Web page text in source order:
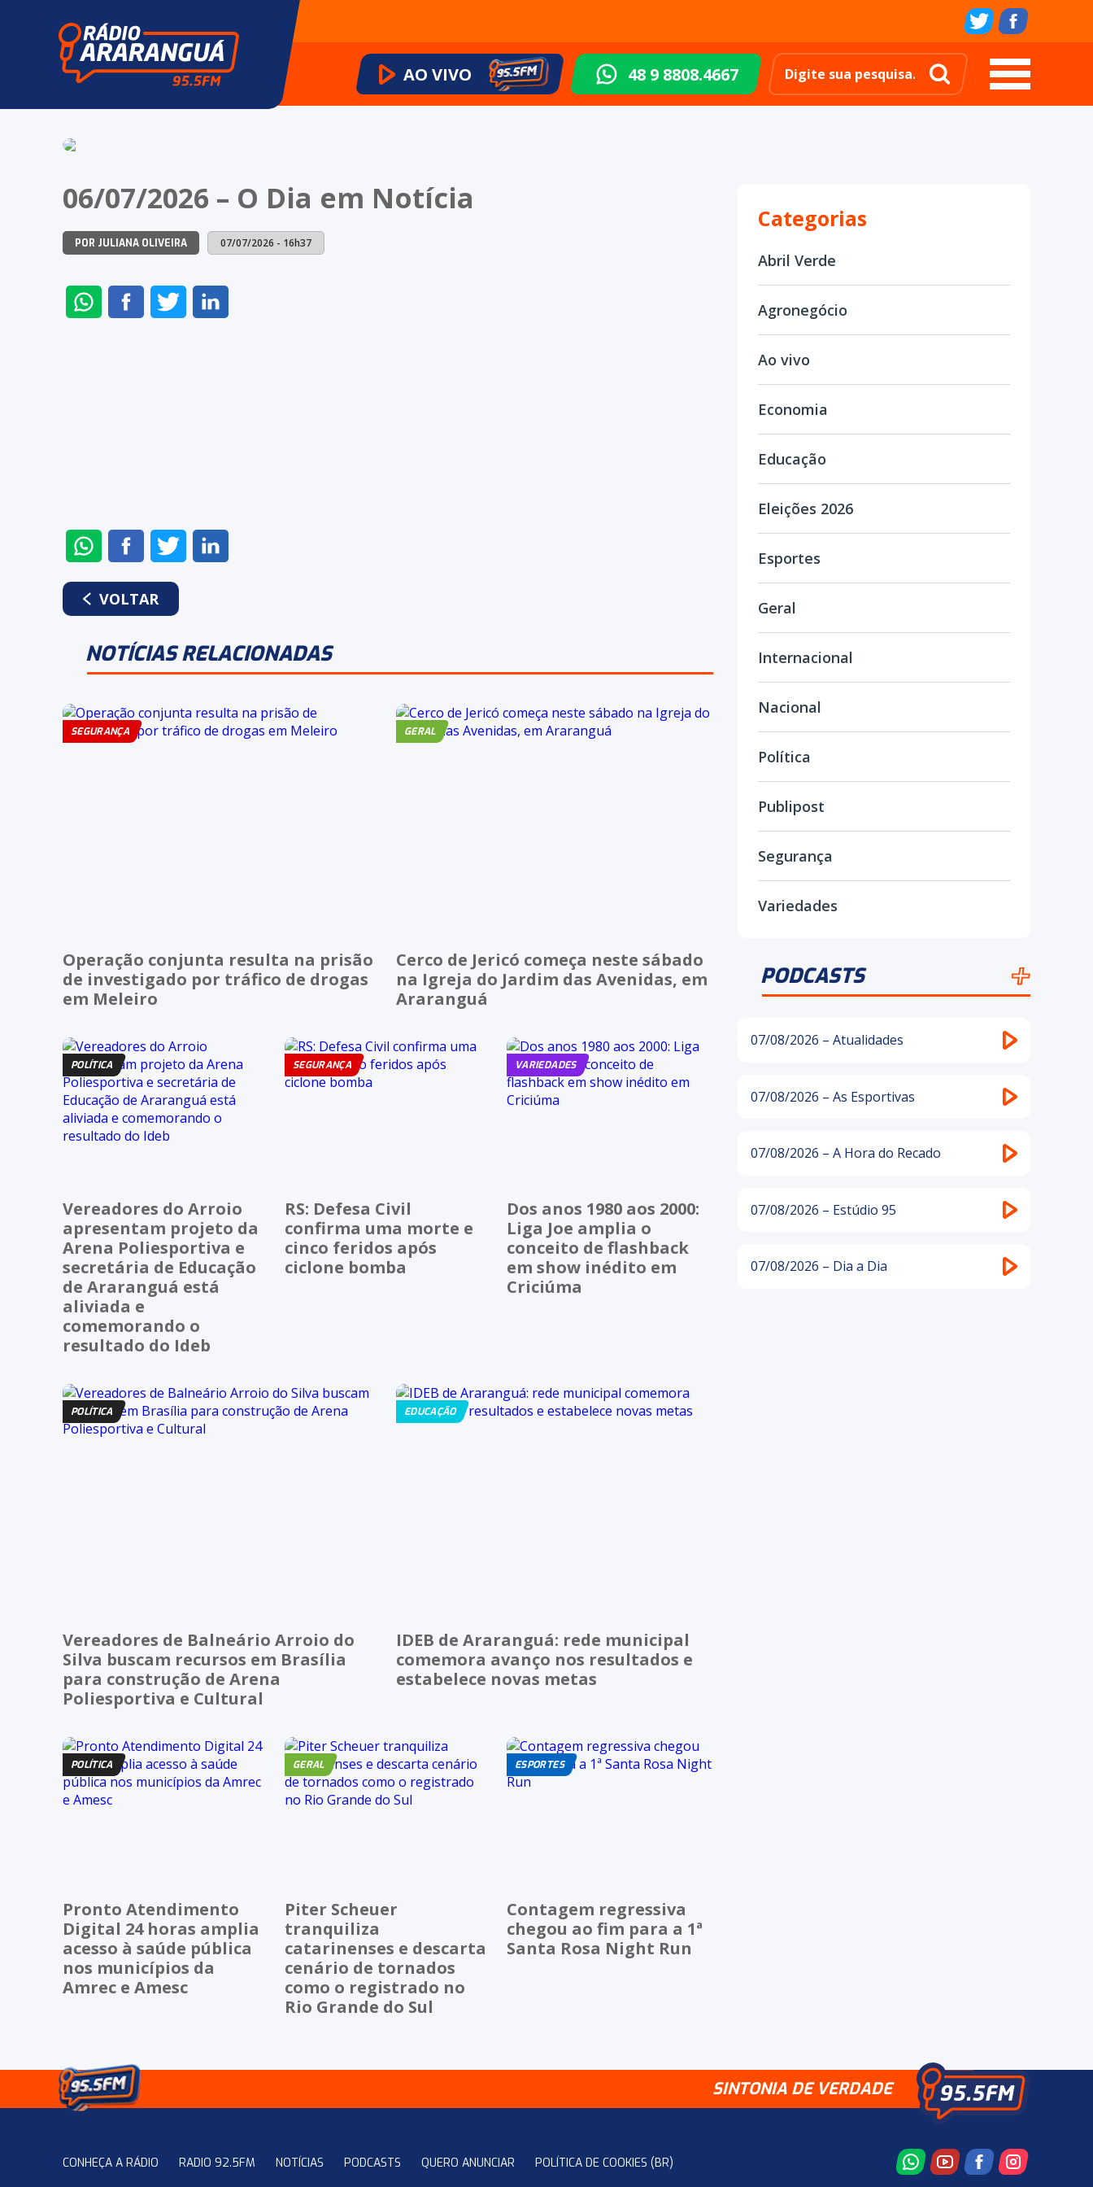
AO VIVO 48 9 8808.4667
06/07/2026 – O Dia em Notícia
POR JULIANA OLIVEIRA 07/07/2026 - 16h37
ENVIAR
NO
COMPARTILHAR
NO
COMPARTILHAR
NO
ENVIAR
NO
WHATSAPP
COMPARTILHAR
NO
FACEBOOK
COMPARTILHAR
NO
VOLTAR
NOTÍCIAS RELACIONADAS
SEGURANÇA
Operação conjunta resulta na prisão
de investigado por tráfico de drogas
em Meleiro
GERAL
Cerco de Jericó começa neste sábado
na Igreja do Jardim das Avenidas, em
Araranguá
POLÍTICA
Vereadores do Arroio
apresentam projeto da
Arena Poliesportiva e
secretária de Educação
de Araranguá está
aliviada e
comemorando o
resultado do Ideb
SEGURANÇA
RS: Defesa Civil
confirma uma morte e
cinco feridos após
ciclone bomba
VARIEDADES
Dos anos 1980 aos 2000:
Liga Joe amplia o
conceito de flashback
em show inédito em
Criciúma
POLÍTICA
Vereadores de Balneário Arroio do
Silva buscam recursos em Brasília
para construção de Arena
Poliesportiva e Cultural
EDUCAÇÃO
IDEB de Araranguá: rede municipal
comemora avanço nos resultados e
estabelece novas metas
POLÍTICA
Pronto Atendimento
Digital 24 horas amplia
acesso à saúde pública
nos municípios da
Amrec e Amesc
GERAL
Piter Scheuer
tranquiliza
catarinenses e descarta
cenário de tornados
como o registrado no
Rio Grande do Sul
ESPORTES
Contagem regressiva
chegou ao fim para a 1ª
Santa Rosa Night Run
Categorias
Abril Verde
Agronegócio
Ao vivo
Economia
Educação
Eleições 2026
Esportes
Geral
Internacional
Nacional
Política
Publipost
Segurança
Variedades
PODCASTS
07/08/2026 – Atualidades
07/08/2026 – As Esportivas
07/08/2026 – A Hora do Recado
07/08/2026 – Estúdio 95
07/08/2026 – Dia a Dia
SINTONIA DE VERDADE
CONHEÇA A RÁDIO RADIO 92.5FM NOTÍCIAS PODCASTS QUERO ANUNCIAR POLÍTICA DE COOKIES (BR)